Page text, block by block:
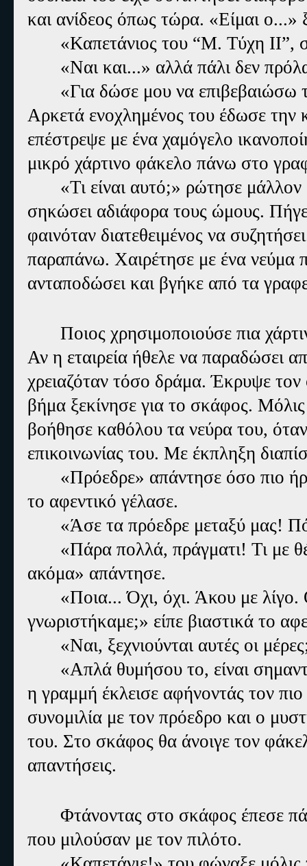
και ανίδεος όπως τώρα. «Είμαι ο...»
«Καπετάνιος του “Μ. Τύχη ΙΙ”,
«Ναι και...» αλλά πάλι δεν
«Για δώσε μου να επιβεβαιώσω
Αρκετά ενοχλημένος του έδωσε την
επέστρεψε με ένα χαμόγελο
μικρό χάρτινο φάκελο πάνω στο
«Τι είναι αυτό;» ρώτησε
σηκώσει αδιάφορα τους ώμους.
φαινόταν διατεθειμένος να
παραπάνω. Χαιρέτησε με ένα νεύμα
ανταποδώσει και βγήκε από τα
Ποιος χρησιμοποιούσε πια
Αν η εταιρεία ήθελε να παραδώσει
χρειαζόταν τόσο δράμα. Έκρυψε
βήμα ξεκίνησε για το σκάφος.
βοήθησε καθόλου τα νεύρα του,
επικοινωνίας του. Με έκπληξη
«Πρόεδρε» απάντησε όσο πιο
το αφεντικό γέλασε.
«Άσε τα πρόεδρε μεταξύ μας!
«Πάρα πολλά, πράγματι! Τι με
ακόμα» απάντησε.
«Ποια... Όχι, όχι. Άκου με
γνωριστήκαμε;» είπε βιαστικά το
«Ναι, ξεχνιούνται αυτές οι
«Απλά θυμήσου το, είναι
η γραμμή έκλεισε αφήνοντάς τον
συνομιλία με τον πρόεδρο και ο
του. Στο σκάφος θα άνοιγε τον
απαντήσεις.
Φτάνοντας στο σκάφος έπεσε
που μιλούσαν με τον πιλότο.